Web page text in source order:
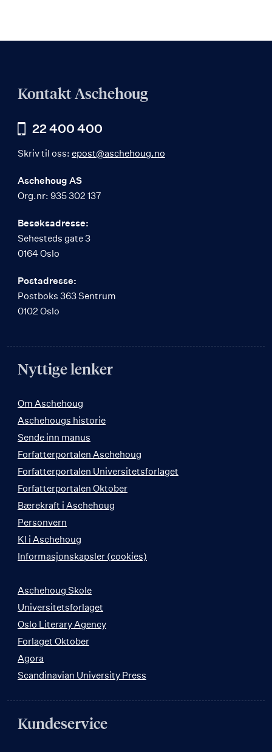
Kontakt Aschehoug
22 400 400
Skriv til oss: epost@aschehoug.no
Aschehoug AS
Org.nr: 935 302 137
Besøksadresse:
Sehesteds gate 3
0164 Oslo
Postadresse:
Postboks 363 Sentrum
0102 Oslo
Nyttige lenker
Om Aschehoug
Aschehougs historie
Sende inn manus
Forfatterportalen Aschehoug
Forfatterportalen Universitetsforlaget
Forfatterportalen Oktober
Bærekraft i Aschehoug
Personvern
KI i Aschehoug
Informasjonskapsler (cookies)
Aschehoug Skole
Universitetsforlaget
Oslo Literary Agency
Forlaget Oktober
Agora
Scandinavian University Press
Kundeservice